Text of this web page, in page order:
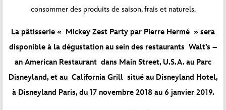
consommer des produits de saison, frais et naturels.
La pâtisserie « Mickey Zest Party par Pierre Hermé » sera
disponible à la dégustation au sein des restaurants Walt’s –
an American Restaurant dans Main Street, U.S.A. au Parc
Disneyland, et au California Grillsitué au Disneyland Hotel,
à Disneyland Paris, du 17 novembre 2018 au 6 janvier 2019.